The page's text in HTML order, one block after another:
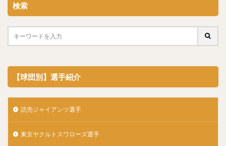
検索
【球団別】選手紹介
読売ジャイアンツ選手
東京ヤクルトスワローズ選手
宋家豪（ソン・チャーホウ）
益田直也（ますだなおや）
清原和博（きよはらかずひろ）
仁志敏久（にしとしひさ）
太田光（おおたひかる）
翁田大勢（おうたたいせい）
山崎颯一郎（やまざきそういちろう）
ロベルト・オスナ・キンテーロ
アレクサンダー・ラモン・ラミレス・キニョネス